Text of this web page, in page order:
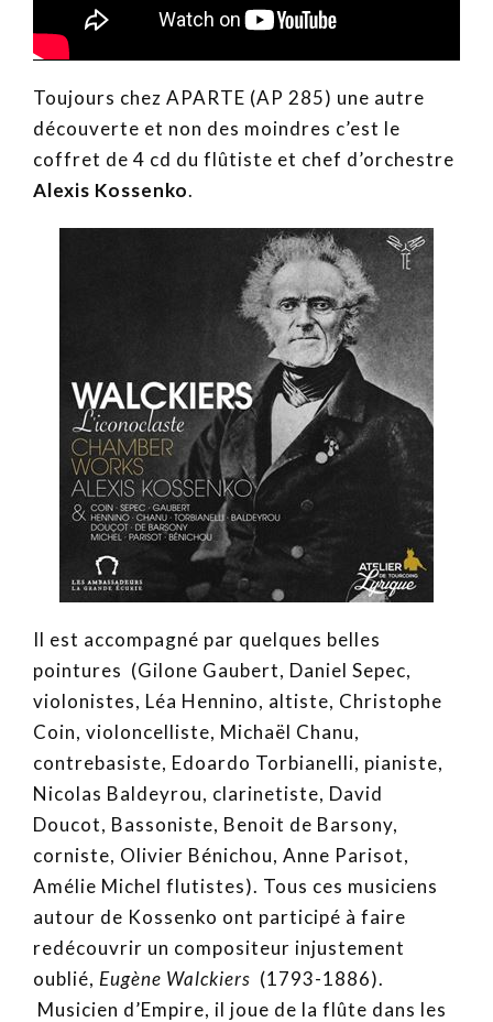
Toujours chez APARTE (AP 285) une autre
découverte et non des moindres c’est le
coffret de 4 cd du flûtiste et chef d’orchestre
Alexis Kossenko.
Il est accompagné par quelques belles
pointures (Gilone Gaubert, Daniel Sepec,
violonistes, Léa Hennino, altiste, Christophe
Coin, violoncelliste, Michaël Chanu,
contrebasiste, Edoardo Torbianelli, pianiste,
Nicolas Baldeyrou, clarinetiste, David
Doucot, Bassoniste, Benoit de Barsony,
corniste, Olivier Bénichou, Anne Parisot,
Amélie Michel flutistes). Tous ces musiciens
autour de Kossenko ont participé à faire
redécouvrir un compositeur injustement
oublié, Eugène Walckiers (1793-1886).
Musicien d’Empire, il joue de la flûte dans les